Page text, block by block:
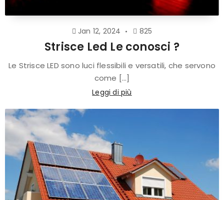
Jan 12, 2024 825
Strisce Led Le conosci ?
Le Strisce LED sono luci flessibili e versatili, che servono
come [...]
Leggi di più